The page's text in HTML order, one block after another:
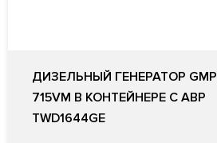
ДИЗЕЛЬНЫЙ ГЕНЕРАТОР GMP
715VM В КОНТЕЙНЕРЕ С АВР
TWD1644GE